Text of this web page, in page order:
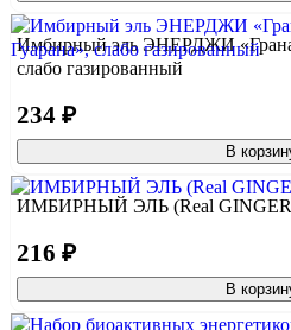
Имбирный эль ЭНЕРДЖИ
слабо газированный
234 ₽
В
ИМБИРНЫЙ ЭЛЬ (Real GINGER
216 ₽
В